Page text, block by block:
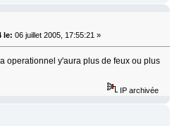
le: 06 juillet 2005, 17:55:21 »
operationnel y'aura plus de feux ou plus
IP archivée